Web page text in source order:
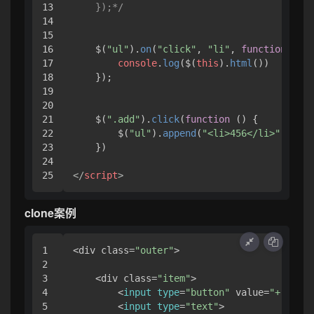
13
14
15
16
17
18
19
20
21
22
23
24
    });*/
    $(
"ul" ). on( "click" , "li" , function
console. log ($(this). html ())
    });
    $(
".add" ). click(function ( ) {
        $(
"ul" ). append ( "<li>456</li>"
    })
</script>
clone案例
1
2
3
4
5
<div class="outer">
    <div class=
"item">
        <
input type="button" value="+"
        <
input type="text">